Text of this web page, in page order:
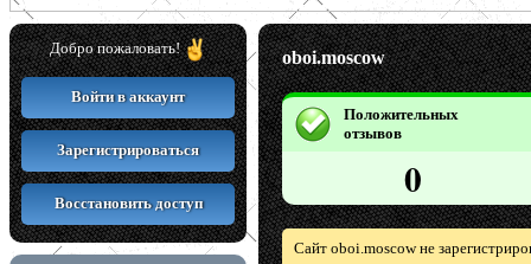
Добро пожаловать!
Войти в аккаунт
Зарегистрироваться
Восстановить доступ
oboi.moscow
Положительных
отзывов
0
Сайт oboi.moscow не